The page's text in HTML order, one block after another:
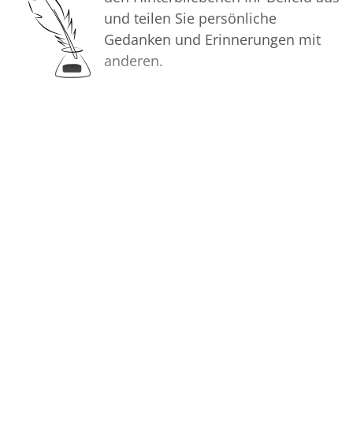
und teilen Sie persönliche
Gedanken und Erinnerungen mit
anderen.